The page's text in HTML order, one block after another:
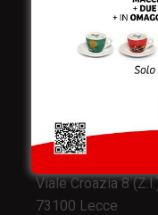
e produzione:
Viale Croazia 8
73100 Lecce